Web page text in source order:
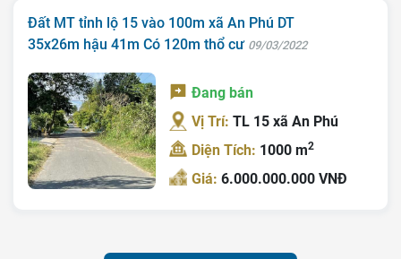
Đất MT tỉnh lộ 15 vào 100m xã An Phú DT
35x26m hậu 41m Có 120m thổ cư 09/03/2022
Đang bán
Vị Trí:TL 15 xã An Phú
Diện Tích: 1000 m2
Giá:6.000.000.000 VNĐ